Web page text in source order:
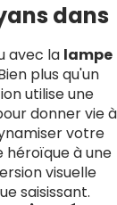
dans
avec la lampe
plus qu'un
utilise une
donner vie à
votre
à une
visuelle
saisissant.